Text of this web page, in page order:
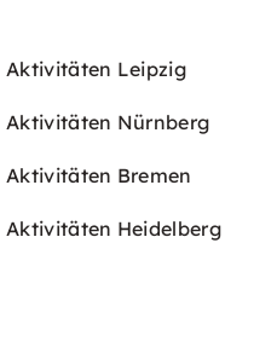
Aktivitäten Leipzig
Aktivitäten Nürnberg
Aktivitäten Bremen
Aktivitäten Heidelberg